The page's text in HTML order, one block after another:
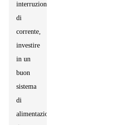
interruzioni
di
corrente,
investire
in un
buon
sistema
di
alimentazione